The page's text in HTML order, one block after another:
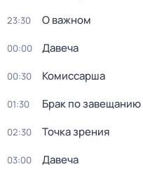
23:30 О важном
00:00 Давеча
00:30 Комиссарша
01:30 Брак по завещанию
02:30 Точка зрения
03:00 Давеча